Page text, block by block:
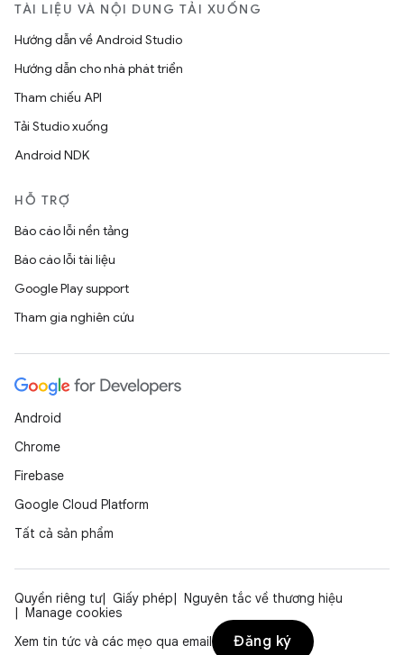
TÀI LIỆU VÀ NỘI DUNG TẢI XUỐNG
Hướng dẫn về Android Studio
Hướng dẫn cho nhà phát triển
Tham chiếu API
Tải Studio xuống
Android NDK
HỖ TRỢ
Báo cáo lỗi nền tảng
Báo cáo lỗi tài liệu
Google Play support
Tham gia nghiên cứu
Android
Chrome
Firebase
Google Cloud Platform
Tất cả sản phẩm
Quyền riêng tư Giấy phép
Nguyên tắc về thương hiệu
Manage cookies
Xem tin tức và các mẹo qua email
Đăng ký